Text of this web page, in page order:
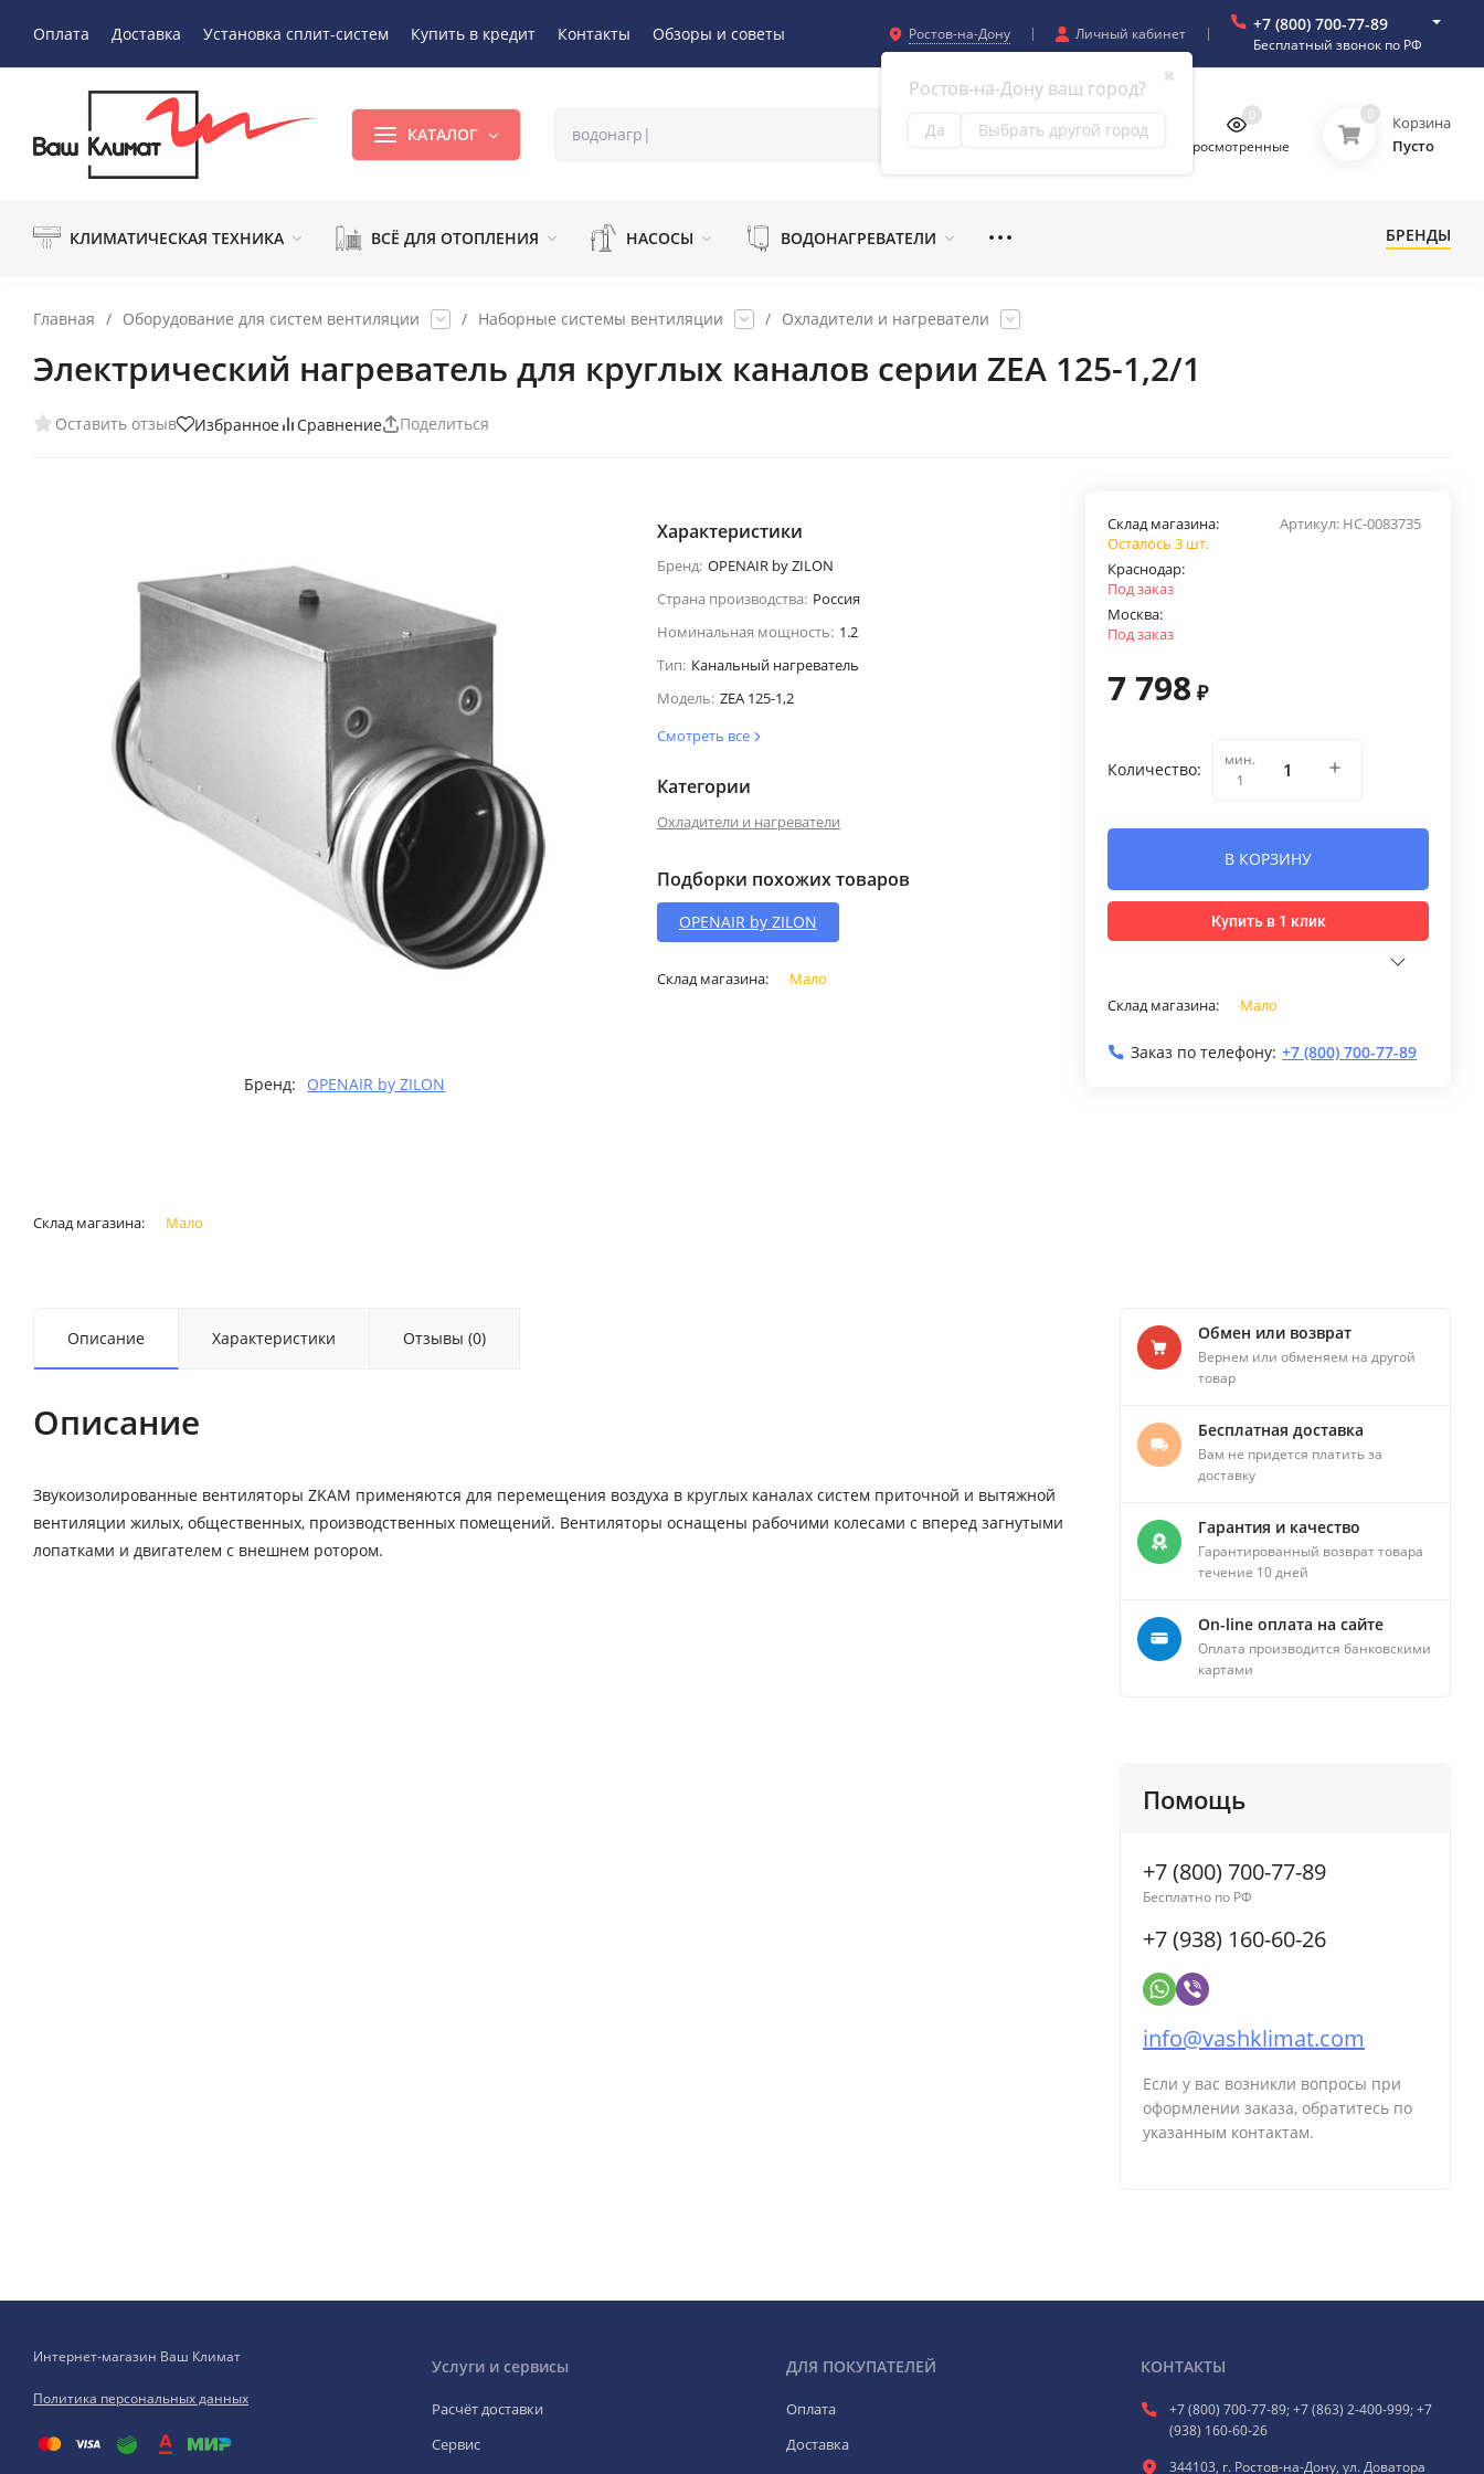
Оплата Доставка Установка сплит-систем Купить в кредит Контакты Обзоры и советы Ростов-на-Дону
✖
Ростов-на-Дону ваш город?
Да Выбрать другой город
Личный кабинет +7 (800) 700-77-89
Бесплатный звонок по РФ
КАТАЛОГ
Просмотренные
0 0
Корзина
Пусто
КЛИМАТИЧЕСКАЯ ТЕХНИКА ВСЁ ДЛЯ ОТОПЛЕНИЯ НАСОСЫ ВОДОНАГРЕВАТЕЛИ БРЕНДЫ
Главная / Оборудование для систем вентиляции / Наборные системы вентиляции / Охладители и нагреватели
Электрический нагреватель для круглых каналов серии ZEA 125-1,2/1
Оставить отзыв Избранное Сравнение Поделиться
Бренд: OPENAIR by ZILON
Характеристики
Бренд: OPENAIR by ZILON
Страна производства: Россия
Номинальная мощность: 1.2
Тип: Канальный нагреватель
Модель: ZEA 125-1,2
Смотреть все
Категории
Охладители и нагреватели
Подборки похожих товаров
OPENAIR by ZILON
Склад магазина: Мало
Артикул: НС-0083735
Склад магазина:
Осталось 3 шт.
Краснодар:
Под заказ
Москва:
Под заказ
7 798 ₽
Количество:
мин.
1
В КОРЗИНУ
Купить в 1 клик
Склад магазина: Мало
Заказ по телефону: +7 (800) 700-77-89
Склад магазина: Мало
Описание Характеристики Отзывы (0)
Описание
Звукоизолированные вентиляторы ZKAM применяются для перемещения воздуха в круглых каналах систем приточной и вытяжной
вентиляции жилых, общественных, производственных помещений. Вентиляторы оснащены рабочими колесами с вперед загнутыми
лопатками и двигателем с внешнем ротором.
Обмен или возврат
Вернем или обменяем на другой
товар
Бесплатная доставка
Вам не придется платить за
доставку
Гарантия и качество
Гарантированный возврат товара
течение 10 дней
On-line оплата на сайте
Оплата производится банковскими
картами
Помощь
+7 (800) 700-77-89
Бесплатно по РФ
+7 (938) 160-60-26
info@vashklimat.com
Если у вас возникли вопросы при
оформлении заказа, обратитесь по
указанным контактам.
Интернет-магазин Ваш Климат
Политика персональных данных
Услуги и сервисы
Расчёт доставки
Сервис
ДЛЯ ПОКУПАТЕЛЕЙ
Оплата
Доставка
КОНТАКТЫ
+7 (800) 700-77-89; +7 (863) 2-400-999; +7
(938) 160-60-26
344103, г. Ростов-на-Дону, ул. Доватора